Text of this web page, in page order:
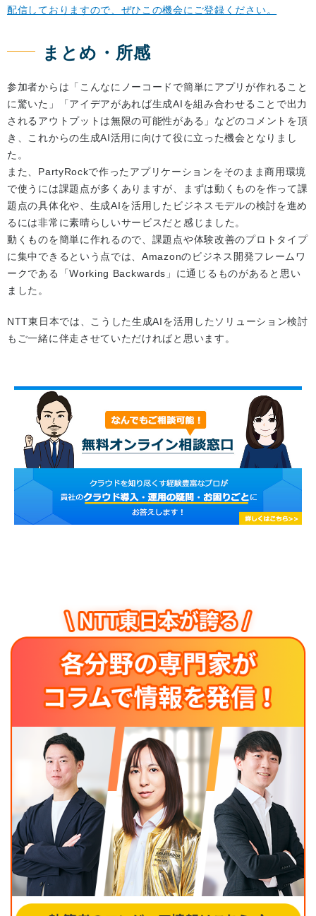
配信しておりますので、ぜひこの機会にご登録ください。
まとめ・所感
参加者からは「こんなにノーコードで簡単にアプリが作れること
に驚いた」「アイデアがあれば生成AIを組み合わせることで出力
されるアウトプットは無限の可能性がある」などのコメントを頂
き、これからの生成AI活用に向けて役に立った機会となりまし
た。
また、PartyRockで作ったアプリケーションをそのまま商用環境
で使うには課題点が多くありますが、まずは動くものを作って課
題点の具体化や、生成AIを活用したビジネスモデルの検討を進め
るには非常に素晴らしいサービスだと感じました。
動くものを簡単に作れるので、課題点や体験改善のプロトタイプ
に集中できるという点では、Amazonのビジネス開発フレームワ
ークである「Working Backwards」に通じるものがあると思い
ました。
NTT東日本では、こうした生成AIを活用したソリューション検討
もご一緒に伴走させていただければと思います。